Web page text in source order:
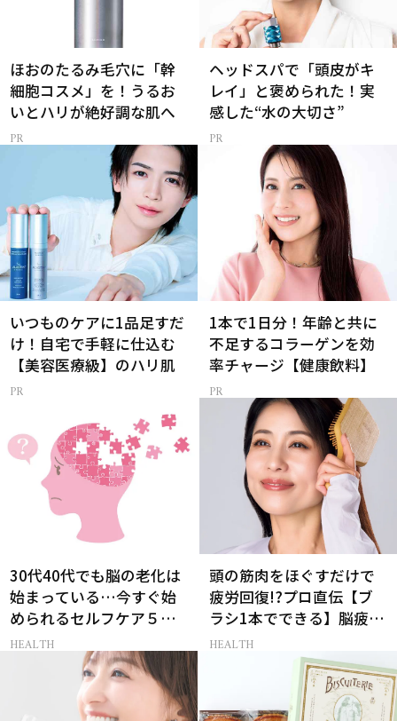
ほおのたるみ毛穴に「幹
細胞コスメ」を！うるお
いとハリが絶好調な肌へ
ヘッドスパで「頭皮がキ
レイ」と褒められた！実
感した“水の大切さ”
いつものケアに1品足すだ
け！自宅で手軽に仕込む
【美容医療級】のハリ肌
1本で1日分！年齢と共に
不足するコラーゲンを効
率チャージ【健康飲料】
30代40代でも脳の老化は
始まっている…今すぐ始
められるセルフケア５選
［医師監修］
HEALTH
頭の筋肉をほぐすだけで
疲労回復!?プロ直伝【ブ
ラシ1本でできる】脳疲労
すっきりケア！
HEALTH